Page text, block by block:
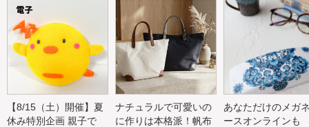
【8/15（土）開催】夏
休み特別企画 親子で
ナチュラルで可愛いの
に作りは本格派！帆布
あなただけのメガ
ースオンラインも